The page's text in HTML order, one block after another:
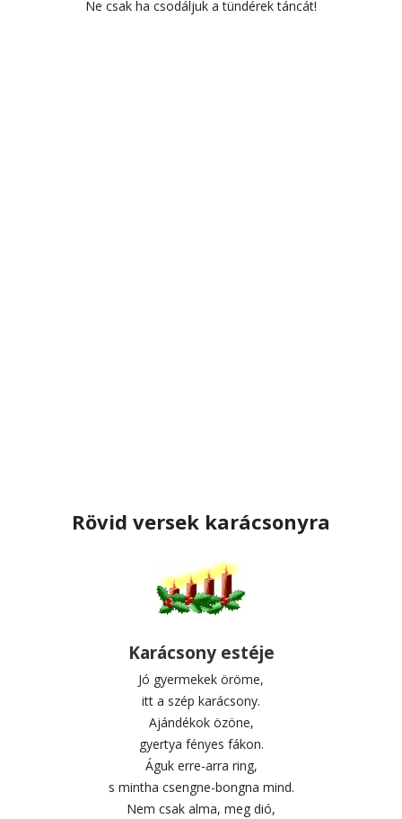
Ne csak ha csodáljuk a tündérek táncát!
Rövid versek karácsonyra
Karácsony estéje
Jó gyermekek öröme,
itt a szép karácsony.
Ajándékok özöne,
gyertya fényes fákon.
Águk erre-arra ring,
s mintha csengne-bongna mind.
Nem csak alma, meg dió,